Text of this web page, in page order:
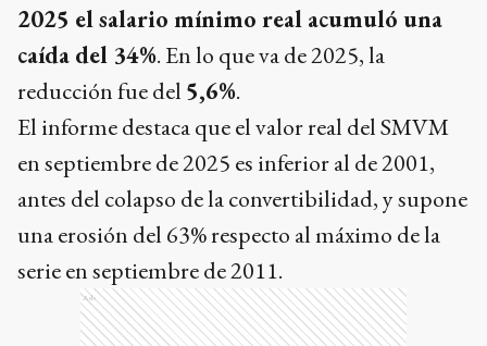
2025 el salario mínimo real acumuló una
caída del 34%. En lo que va de 2025, la
reducción fue del 5,6%.
El informe destaca que el valor real del SMVM
en septiembre de 2025 es inferior al de 2001,
antes del colapso de la convertibilidad, y supone
una erosión del 63% respecto al máximo de la
serie en septiembre de 2011.
Ads